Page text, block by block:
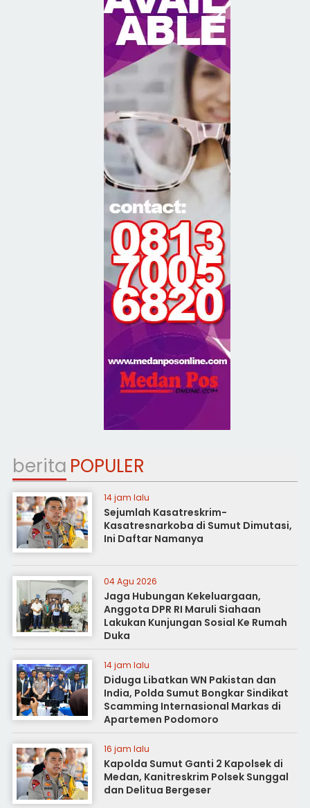
berita POPULER
14 jam lalu
Sejumlah Kasatreskrim-
Kasatresnarkoba di Sumut Dimutasi,
Ini Daftar Namanya
04 Agu 2026
Jaga Hubungan Kekeluargaan,
Anggota DPR RI Maruli Siahaan
Lakukan Kunjungan Sosial Ke Rumah
Duka
14 jam lalu
Diduga Libatkan WN Pakistan dan
India, Polda Sumut Bongkar Sindikat
Scamming Internasional Markas di
Apartemen Podomoro
16 jam lalu
Kapolda Sumut Ganti 2 Kapolsek di
Medan, Kanitreskrim Polsek Sunggal
dan Delitua Bergeser